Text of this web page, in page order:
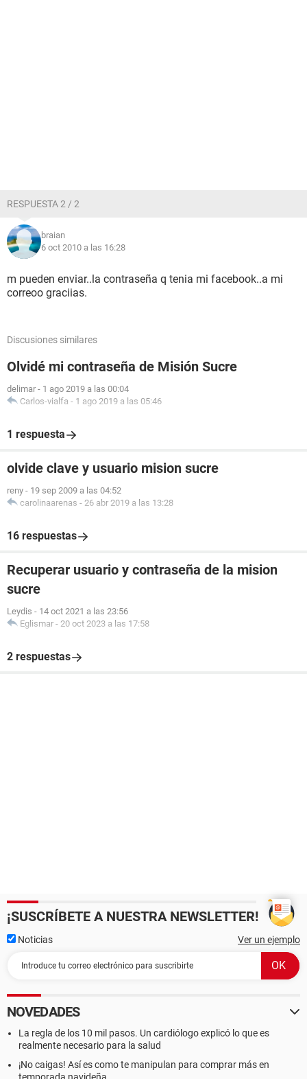
RESPUESTA 2 / 2
braian
6 oct 2010 a las 16:28
m pueden enviar..la contraseña q tenia mi facebook..a mi
correoo graciias.
Discusiones similares
Olvidé mi contraseña de Misión Sucre
delimar - 1 ago 2019 a las 00:04
Carlos-vialfa - 1 ago 2019 a las 05:46
1 respuesta
olvide clave y usuario mision sucre
reny - 19 sep 2009 a las 04:52
carolinaarenas - 26 abr 2019 a las 13:28
16 respuestas
Recuperar usuario y contraseña de la mision
sucre
Leydis - 14 oct 2021 a las 23:56
Eglismar - 20 oct 2023 a las 17:58
2 respuestas
¡SUSCRÍBETE A NUESTRA NEWSLETTER!
Noticias Ver un ejemplo
NOVEDADES
La regla de los 10 mil pasos. Un cardiólogo explicó lo que es
realmente necesario para la salud
¡No caigas! Así es como te manipulan para comprar más en